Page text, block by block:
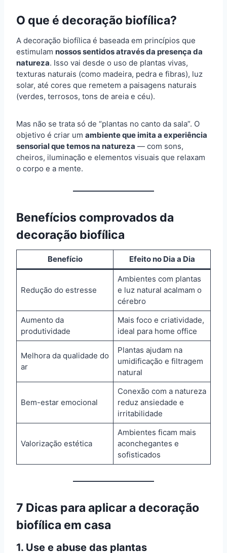
O que é decoração biofílica?
A decoração biofílica é baseada em princípios que
estimulam nossos sentidos através da presença da
natureza. Isso vai desde o uso de plantas vivas,
texturas naturais (como madeira, pedra e fibras), luz
solar, até cores que remetem a paisagens naturais
(verdes, terrosos, tons de areia e céu).
Mas não se trata só de “plantas no canto da sala”. O
objetivo é criar um ambiente que imita a experiência
sensorial que temos na natureza — com sons,
cheiros, iluminação e elementos visuais que relaxam
o corpo e a mente.
Benefícios comprovados da
decoração biofílica
Benefício Efeito no Dia a Dia
Redução do estresse
Ambientes com plantas
e luz natural acalmam o
cérebro
Aumento da
produtividade
Mais foco e criatividade,
ideal para home office
Melhora da qualidade do
ar
Plantas ajudam na
umidificação e filtragem
natural
Bem-estar emocional
Conexão com a natureza
reduz ansiedade e
irritabilidade
Valorização estética
Ambientes ficam mais
aconchegantes e
sofisticados
7 Dicas para aplicar a decoração
biofílica em casa
1. Use e abuse das plantas